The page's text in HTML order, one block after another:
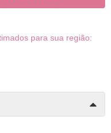
para sua região: